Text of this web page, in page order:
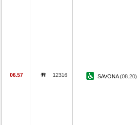
06.57 12316 SAVONA(08.20)